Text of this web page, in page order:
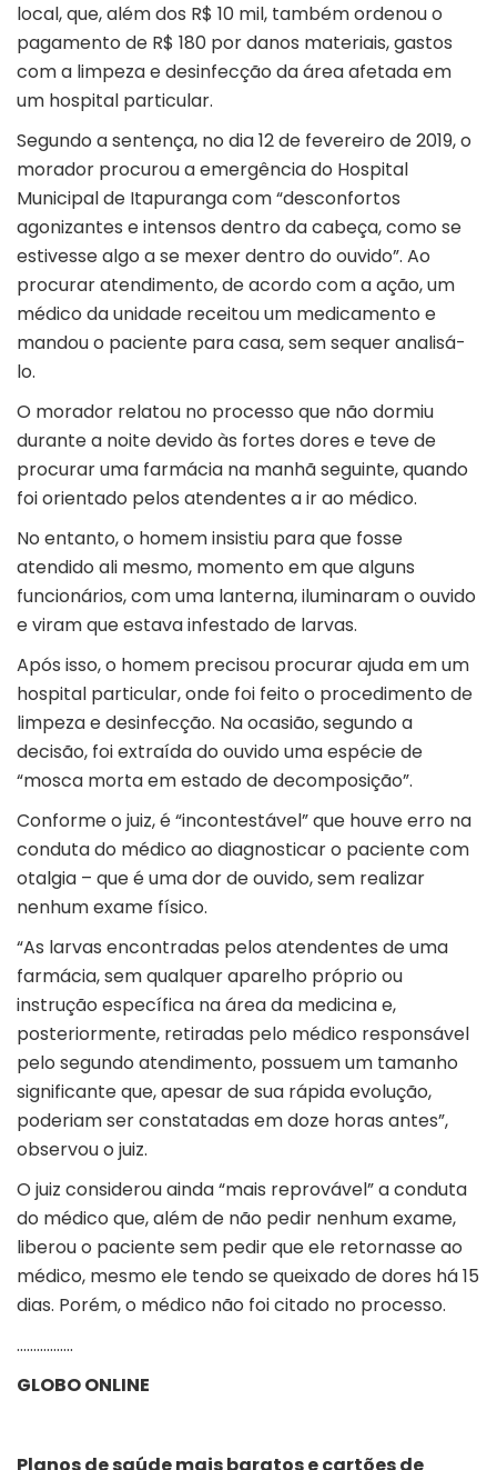
local, que, além dos R$ 10 mil, também ordenou o
pagamento de R$ 180 por danos materiais, gastos
com a limpeza e desinfecção da área afetada em
um hospital particular.
Segundo a sentença, no dia 12 de fevereiro de 2019, o
morador procurou a emergência do Hospital
Municipal de Itapuranga com “desconfortos
agonizantes e intensos dentro da cabeça, como se
estivesse algo a se mexer dentro do ouvido”. Ao
procurar atendimento, de acordo com a ação, um
médico da unidade receitou um medicamento e
mandou o paciente para casa, sem sequer analisá-
lo.
O morador relatou no processo que não dormiu
durante a noite devido às fortes dores e teve de
procurar uma farmácia na manhã seguinte, quando
foi orientado pelos atendentes a ir ao médico.
No entanto, o homem insistiu para que fosse
atendido ali mesmo, momento em que alguns
funcionários, com uma lanterna, iluminaram o ouvido
e viram que estava infestado de larvas.
Após isso, o homem precisou procurar ajuda em um
hospital particular, onde foi feito o procedimento de
limpeza e desinfecção. Na ocasião, segundo a
decisão, foi extraída do ouvido uma espécie de
“mosca morta em estado de decomposição”.
Conforme o juiz, é “incontestável” que houve erro na
conduta do médico ao diagnosticar o paciente com
otalgia – que é uma dor de ouvido, sem realizar
nenhum exame físico.
“As larvas encontradas pelos atendentes de uma
farmácia, sem qualquer aparelho próprio ou
instrução específica na área da medicina e,
posteriormente, retiradas pelo médico responsável
pelo segundo atendimento, possuem um tamanho
significante que, apesar de sua rápida evolução,
poderiam ser constatadas em doze horas antes”,
observou o juiz.
O juiz considerou ainda “mais reprovável” a conduta
do médico que, além de não pedir nenhum exame,
liberou o paciente sem pedir que ele retornasse ao
médico, mesmo ele tendo se queixado de dores há 15
dias. Porém, o médico não foi citado no processo.
……………..
GLOBO ONLINE